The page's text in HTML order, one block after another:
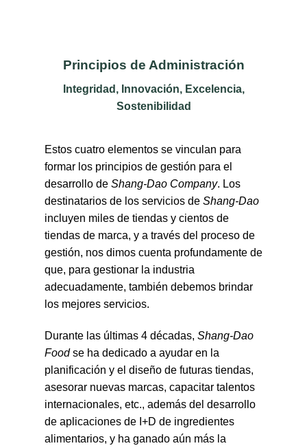
Principios de Administración
Integridad, Innovación, Excelencia,
Sostenibilidad
Estos cuatro elementos se vinculan para
formar los principios de gestión para el
desarrollo de Shang-Dao Company. Los
destinatarios de los servicios de Shang-Dao
incluyen miles de tiendas y cientos de
tiendas de marca, y a través del proceso de
gestión, nos dimos cuenta profundamente de
que, para gestionar la industria
adecuadamente, también debemos brindar
los mejores servicios.
Durante las últimas 4 décadas, Shang-Dao
Foodse ha dedicado a ayudar en la
planificación y el diseño de futuras tiendas,
asesorar nuevas marcas, capacitar talentos
internacionales, etc., además del desarrollo
de aplicaciones de I+D de ingredientes
alimentarios, y ha ganado aún más la